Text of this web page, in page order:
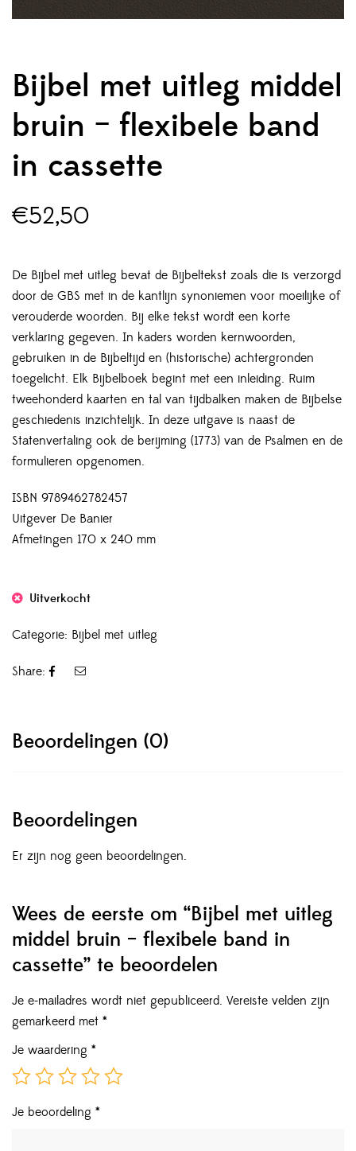
Bijbel met uitleg middel
bruin – flexibele band
in cassette
€52,50
De Bijbel met uitleg bevat de Bijbeltekst zoals die is verzorgd
door de GBS met in de kantlijn synoniemen voor moeilijke of
verouderde woorden. Bij elke tekst wordt een korte
verklaring gegeven. In kaders worden kernwoorden,
gebruiken in de Bijbeltijd en (historische) achtergronden
toegelicht. Elk Bijbelboek begint met een inleiding. Ruim
tweehonderd kaarten en tal van tijdbalken maken de Bijbelse
geschiedenis inzichtelijk. In deze uitgave is naast de
Statenvertaling ook de berijming (1773) van de Psalmen en de
formulieren opgenomen.
ISBN 9789462782457
Uitgever De Banier
Afmetingen 170 x 240 mm
Uitverkocht
Categorie: Bijbel met uitleg
Share:
Beoordelingen (0)
Beoordelingen
Er zijn nog geen beoordelingen.
Wees de eerste om “Bijbel met uitleg
middel bruin – flexibele band in
cassette” te beoordelen
Je e-mailadres wordt niet gepubliceerd. Vereiste velden zijn
gemarkeerd met *
Je waardering *
Je beoordeling *